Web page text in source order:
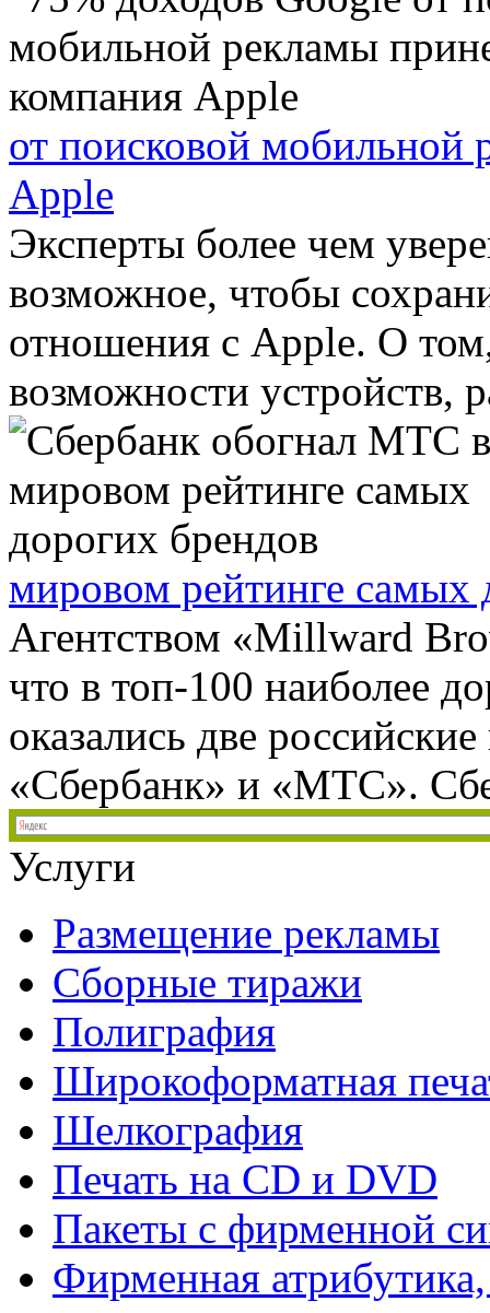
от поисковой мобильной
Apple
Эксперты более чем
возможное, чтобы
отношения с Apple. О
возможности устройств,
мировом рейтинге самых
Агентством «Millward
что в топ-100 наиболее
оказались две
«Сбербанк» и «МТС».
Услуги
Размещение рекламы
Сборные тиражи
Полиграфия
Широкоформатная
Шелкография
Печать на СD и DVD
Пакеты с фирменной
Фирменная